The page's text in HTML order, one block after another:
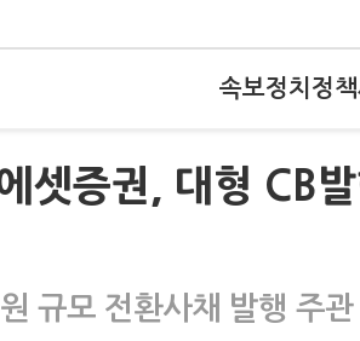
속보정치 정책
셋증권, 대형 CB
규모 전환사채 발행 주관